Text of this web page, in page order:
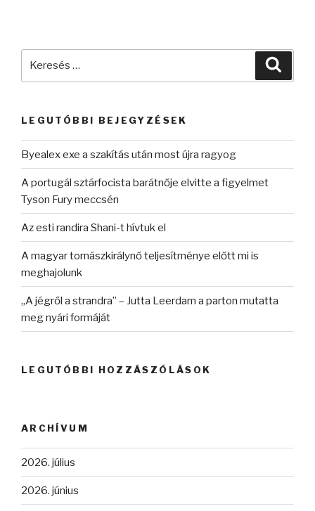
LEGUTÓBBI BEJEGYZÉSEK
Byealex exe a szakítás után most újra ragyog
A portugál sztárfocista barátnője elvitte a figyelmet
Tyson Fury meccsén
Az esti randira Shani-t hívtuk el
A magyar tornászkirálynő teljesítménye előtt mi is
meghajolunk
„A jégről a strandra” – Jutta Leerdam a parton mutatta
meg nyári formáját
LEGUTÓBBI HOZZÁSZÓLÁSOK
ARCHÍVUM
2026. július
2026. június